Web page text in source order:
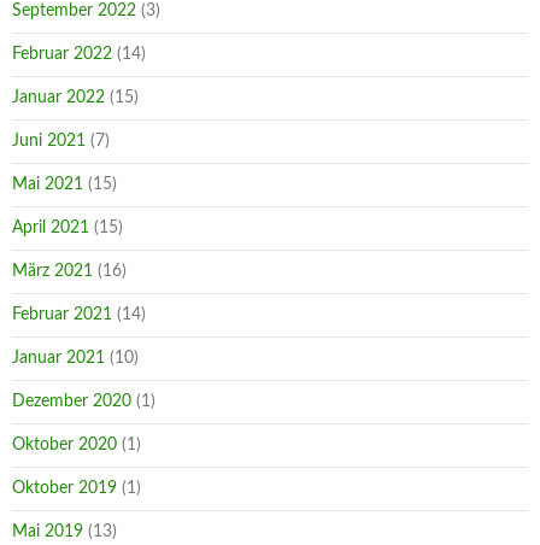
September 2022 (3)
Februar 2022 (14)
Januar 2022 (15)
Juni 2021 (7)
Mai 2021 (15)
April 2021 (15)
März 2021 (16)
Februar 2021 (14)
Januar 2021 (10)
Dezember 2020 (1)
Oktober 2020 (1)
Oktober 2019 (1)
Mai 2019 (13)